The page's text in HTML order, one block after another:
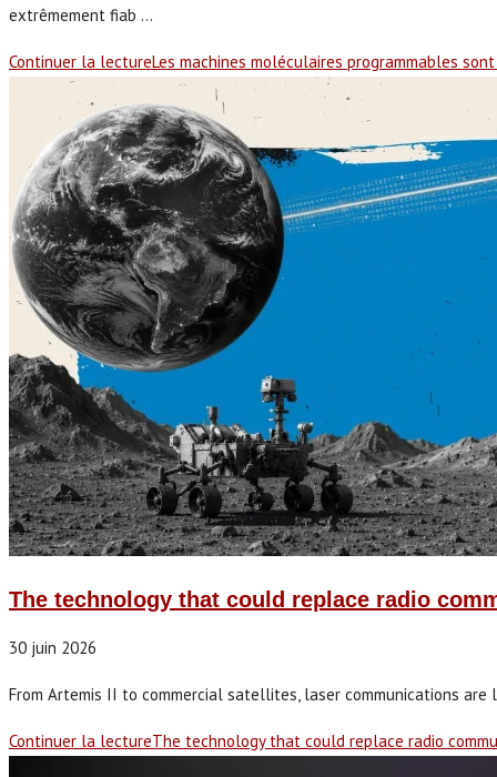
extrêmement fiab ...
Continuer la lectureLes machines moléculaires programmables
The technology that could replace radio
30 juin 2026
From Artemis II to commercial satellites, laser communications
Continuer la lectureThe technology that could replace radio